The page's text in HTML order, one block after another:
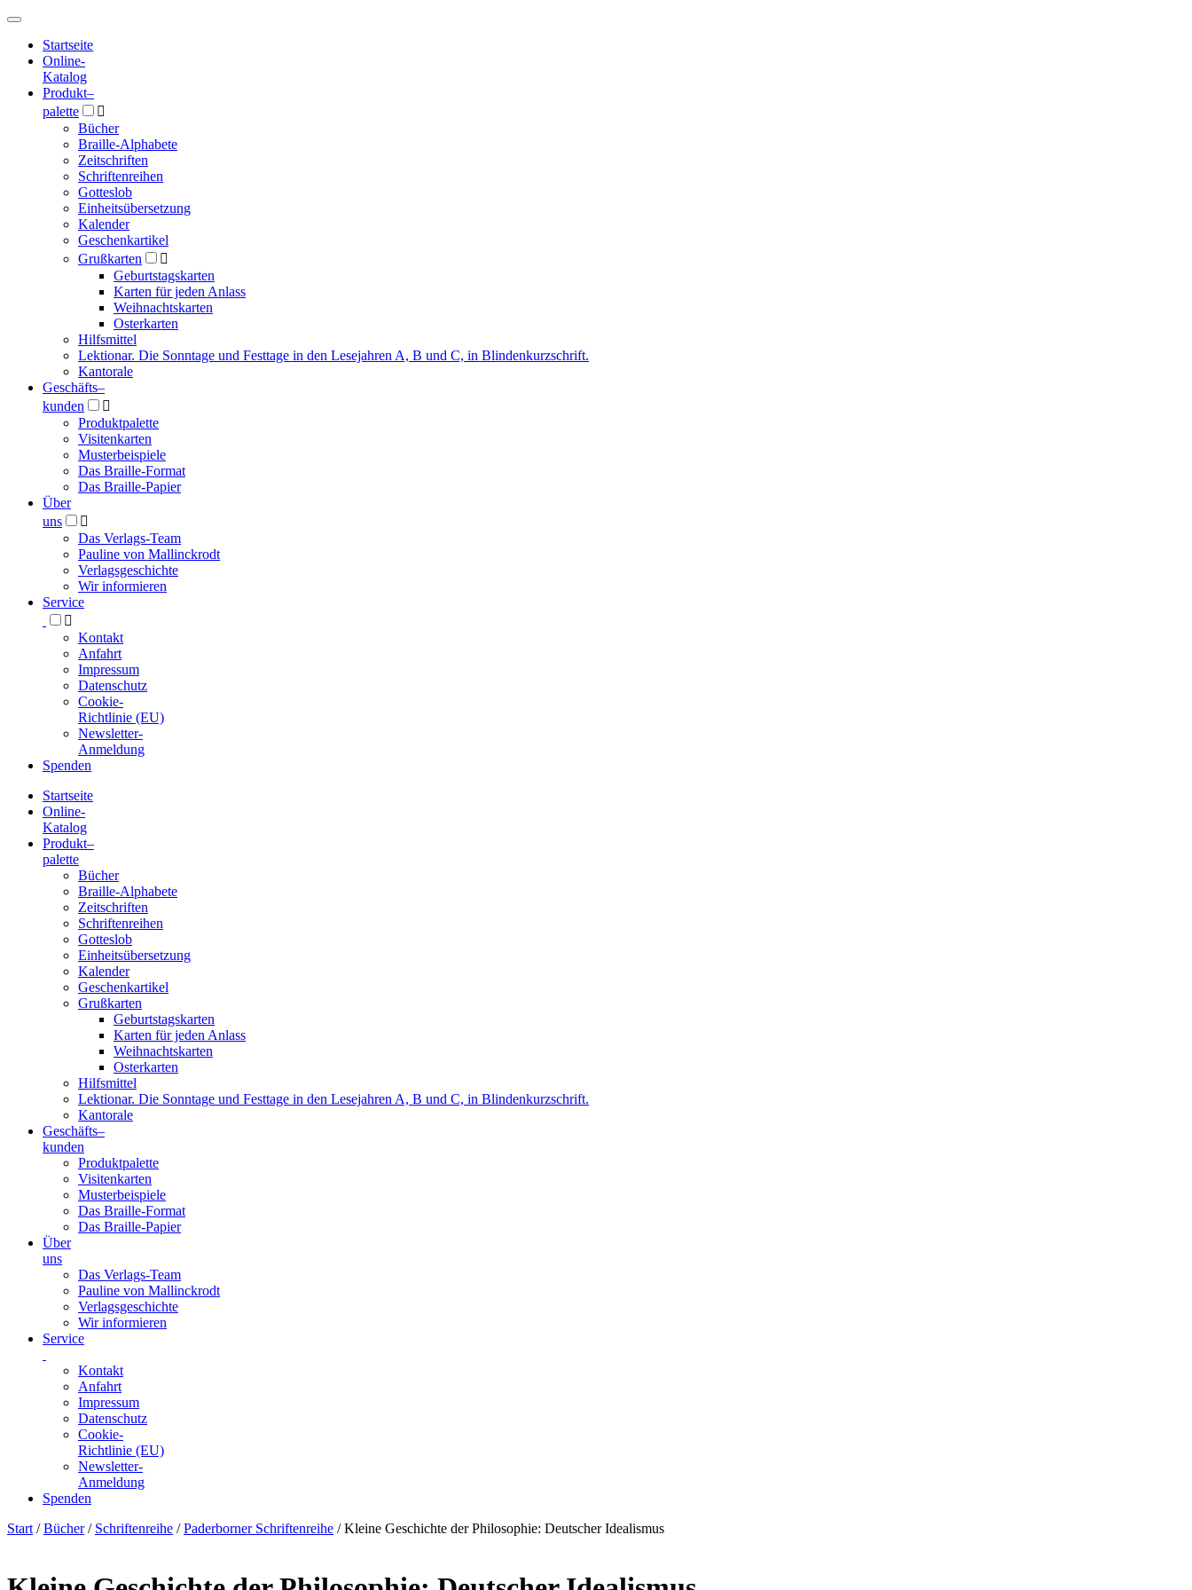
Hauptmenü
Hauptmenü
Startseite
Online-
Katalog
Produkt–
palette

Bücher
Braille-Alphabete
Zeitschriften
Schriftenreihen
Gotteslob
Einheitsübersetzung
Kalender
Geschenkartikel
Grußkarten

Geburtstagskarten
Karten für jeden Anlass
Weihnachtskarten
Osterkarten
Hilfsmittel
Lektionar. Die Sonntage und Festtage in den Lesejahren A, B und C, in Blindenkurzschrift.
Kantorale
Geschäfts­–
kunden

Produktpalette
Visitenkarten
Musterbeispiele
Das Braille-Format
Das Braille-Papier
Über
uns

Das Verlags-Team
Pauline von Mallinckrodt
Verlagsgeschichte
Wir informieren
Service

Kontakt
Anfahrt
Impressum
Datenschutz
Cookie-
Richtlinie (EU)
Newsletter-
Anmeldung
Spenden
Blindenschrift-
Verlag
Druckerei
gGmbH
Startseite
Online-
Katalog
Produkt–
palette
Bücher
Braille-Alphabete
Zeitschriften
Schriftenreihen
Gotteslob
Einheitsübersetzung
Kalender
Geschenkartikel
Grußkarten
Geburtstagskarten
Karten für jeden Anlass
Weihnachtskarten
Osterkarten
Hilfsmittel
Lektionar. Die Sonntage und Festtage in den Lesejahren A, B und C, in Blindenkurzschrift.
Kantorale
Geschäfts­–
kunden
Produktpalette
Visitenkarten
Musterbeispiele
Das Braille-Format
Das Braille-Papier
Über
uns
Das Verlags-Team
Pauline von Mallinckrodt
Verlagsgeschichte
Wir informieren
Service
Kontakt
Anfahrt
Impressum
Datenschutz
Cookie-
Richtlinie (EU)
Newsletter-
Anmeldung
Spenden
Skip
Start /Bücher/ Schriftenreihe /Paderborner Schriftenreihe / Kleine Geschichte der Philosophie: Deutscher Idealismus